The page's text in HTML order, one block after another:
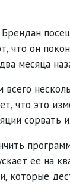
что он
месяца
что это
сорвать
ее на
которые